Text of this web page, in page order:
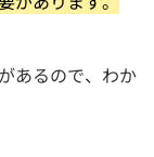
あるので、わか